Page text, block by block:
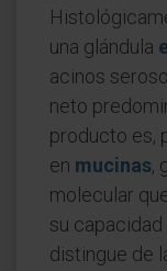
una glándula
acinos
neto
producto es,
en mucinas,
molecular
su
distingue de